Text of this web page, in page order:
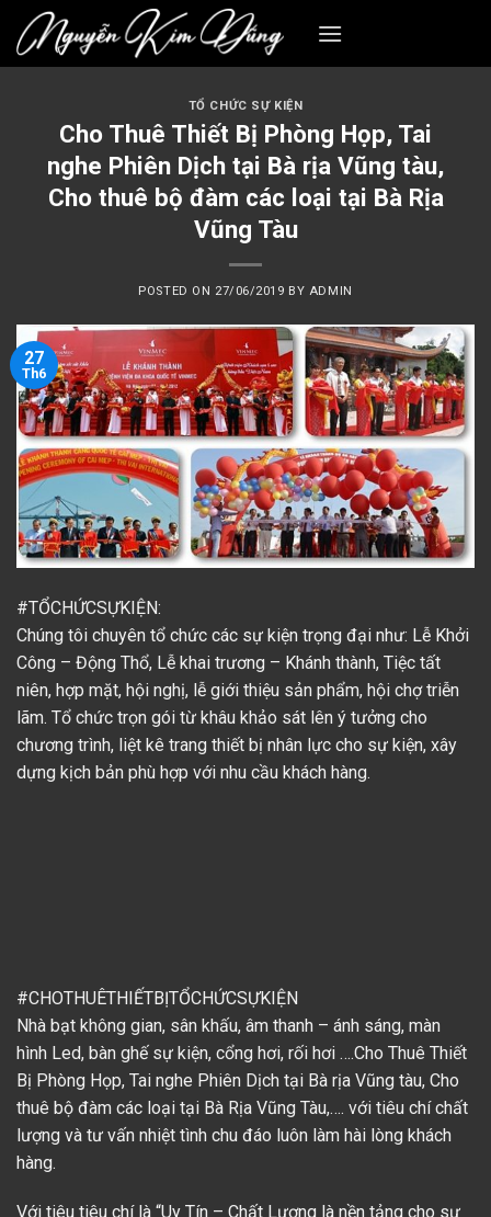
content
TỔ CHỨC SỰ KIỆN
Cho Thuê Thiết Bị Phòng Họp, Tai
nghe Phiên Dịch tại Bà rịa Vũng tàu,
Cho thuê bộ đàm các loại tại Bà Rịa
Vũng Tàu
POSTED ON 27/06/2019 BY ADMIN
27
Th6
#TỔCHỨCSỰKIỆN:
Chúng tôi chuyên tổ chức các sự kiện trọng đại như: Lễ Khởi
Công – Động Thổ, Lễ khai trương – Khánh thành, Tiệc tất
niên, hợp mặt, hội nghị, lễ giới thiệu sản phẩm, hội chợ triễn
lãm. Tổ chức trọn gói từ khâu khảo sát lên ý tưởng cho
chương trình, liệt kê trang thiết bị nhân lực cho sự kiện, xây
dựng kịch bản phù hợp với nhu cầu khách hàng.
#CHOTHUÊTHIẾTBỊTỔCHỨCSỰKIỆN
Nhà bạt không gian, sân khấu, âm thanh – ánh sáng, màn
hình Led, bàn ghế sự kiện, cổng hơi, rối hơi ….Cho Thuê Thiết
Bị Phòng Họp, Tai nghe Phiên Dịch tại Bà rịa Vũng tàu, Cho
thuê bộ đàm các loại tại Bà Rịa Vũng Tàu,…. với tiêu chí chất
lượng và tư vấn nhiệt tình chu đáo luôn làm hài lòng khách
hàng.
Với tiêu tiêu chí là “Uy Tín – Chất Lượng là nền tảng cho sự